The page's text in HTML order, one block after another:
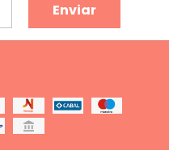
Enviar